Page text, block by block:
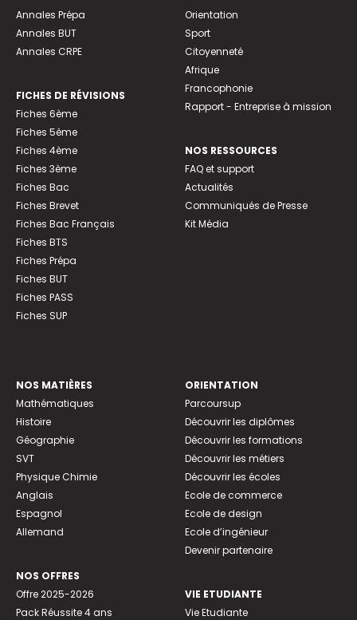
Annales Prépa
Annales BUT
Annales CRPE
FICHES DE RÉVISIONS
Fiches 6ème
Fiches 5ème
Fiches 4ème
Fiches 3ème
Fiches Bac
Fiches Brevet
Fiches Bac Français
Fiches BTS
Fiches Prépa
Fiches BUT
Fiches PASS
Fiches SUP
Orientation
Sport
Citoyenneté
Afrique
Francophonie
Rapport - Entreprise à mission
NOS RESSOURCES
FAQ et support
Actualités
Communiqués de Presse
Kit Média
NOS MATIÈRES
Mathématiques
Histoire
Géographie
SVT
Physique Chimie
Anglais
Espagnol
Allemand
NOS OFFRES
Offre 2025-2026
Pack Réussite 4 ans
ORIENTATION
Parcoursup
Découvrir les diplômes
Découvrir les formations
Découvrir les métiers
Découvrir les écoles
Ecole de commerce
Ecole de design
Ecole d’ingénieur
Devenir partenaire
VIE ETUDIANTE
Vie Etudiante